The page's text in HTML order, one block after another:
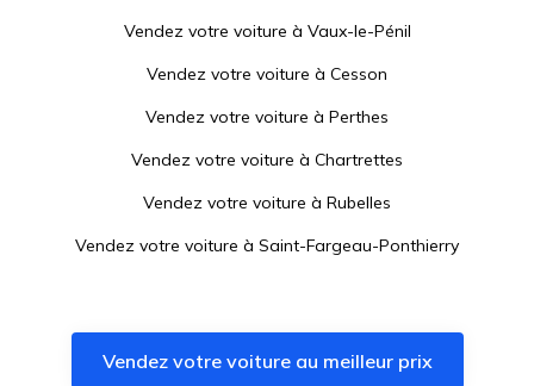
Vendez votre voiture à Vaux-le-Pénil
Vendez votre voiture à Cesson
Vendez votre voiture à Perthes
Vendez votre voiture à Chartrettes
Vendez votre voiture à Rubelles
Vendez votre voiture à Saint-Fargeau-Ponthierry
Vendez votre voiture àSavigny-le-Temple
Vendez votre voiture àNandy
Vendez votre voiture au meilleur prix